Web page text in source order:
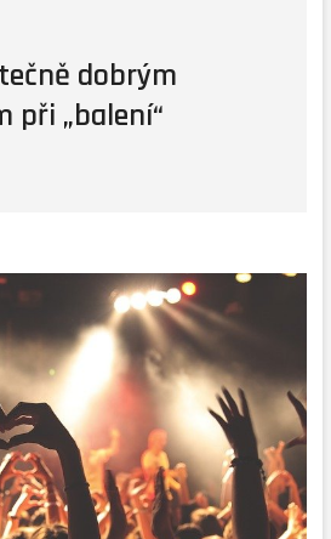
dobrým
při „balení“